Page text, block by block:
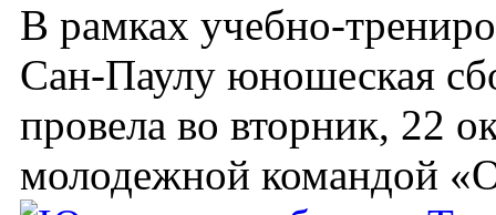
В рамках учебно-
Сан-Паулу юношеская
провела во вторник, 22
молодежной командой